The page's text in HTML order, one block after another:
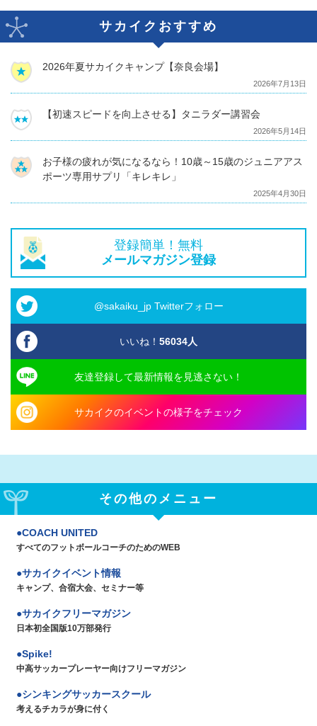
サカイクおすすめ
2026年夏サカイクキャンプ【奈良会場】
2026年7月13日
【初速スピードを向上させる】タニラダー講習会
2026年5月14日
お子様の疲れが気になるなら！10歳～15歳のジュニアアス
ポーツ専用サプリ「キレキレ」
2025年4月30日
登録簡単！無料
メールマガジン登録
@sakaiku_jp Twitterフォロー
いいね！ 56034人
友達登録して最新情報を見逃さない！
サカイクのイベントの様子をチェック
その他のメニュー
COACH UNITED
すべてのフットボールコーチのためのWEB
サカイクイベント情報
キャンプ、合宿大会、セミナー等
サカイクフリーマガジン
日本初全国版10万部発行
Spike!
中高サッカープレーヤー向けフリーマガジン
シンキングサッカースクール
考えるチカラが身に付く